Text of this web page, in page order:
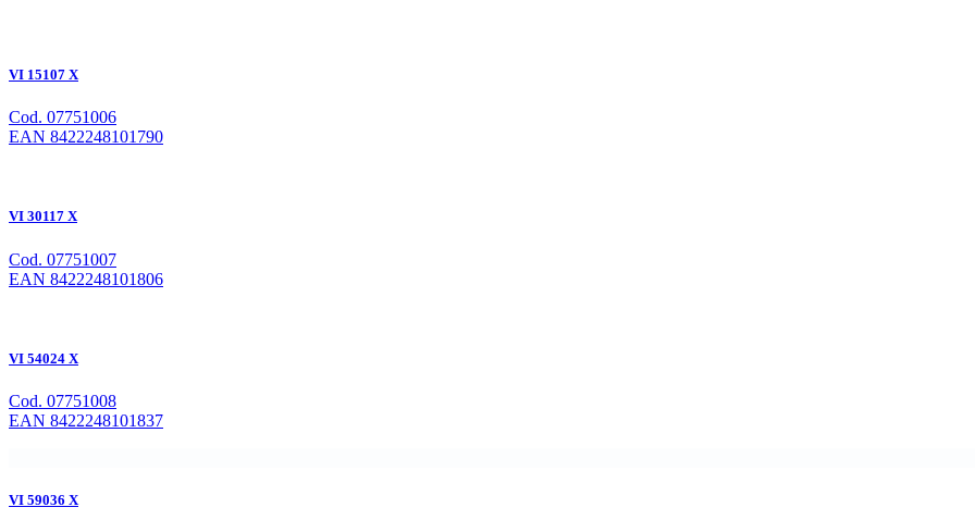
VI 15107 X
Cod. 07751006
EAN 8422248101790
VI 30117 X
Cod. 07751007
EAN 8422248101806
VI 54024 X
Cod. 07751008
EAN 8422248101837
VI 59036 X